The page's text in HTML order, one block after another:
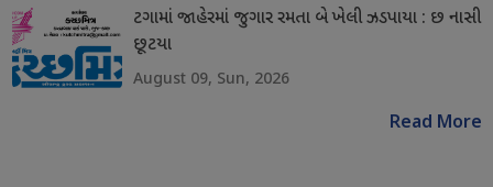
ટગામાં જાહેરમાં જુગાર રમતા બે ખેલી ઝડપાયા : છ નાસી
છૂટયા
August 09, Sun, 2026
Read More